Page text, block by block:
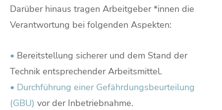
Darüber hinaus tragen Arbeitgeber *innen die
Verantwortung bei folgenden Aspekten:
• Bereitstellung sicherer und dem Stand der
Technik entsprechender Arbeitsmittel.
• Durchführung einer Gefährdungsbeurteilung
(GBU) vor der Inbetriebnahme.